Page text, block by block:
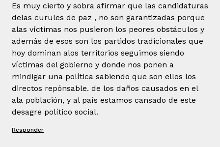
Es muy cierto y sobra afirmar que las candidaturas
delas curules de paz , no son garantizadas porque
alas víctimas nos pusieron los peores obstáculos y
además de esos son los partidos tradicionales que
hoy dominan alos territorios seguimos siendo
víctimas del gobierno y donde nos ponen a
mindigar una política sabiendo que son ellos los
directos repónsable. de los daños causados en el
ala población, y al país estamos cansado de este
desagre político social.
Responder